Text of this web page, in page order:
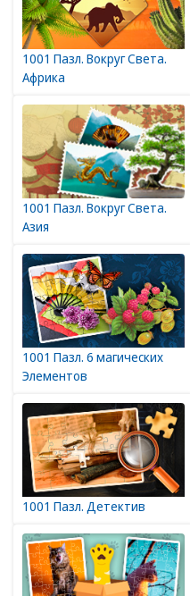
1001 Пазл. Вокруг Света.
Африка
1001 Пазл. Вокруг Света.
Азия
1001 Пазл. 6 магических
Элементов
1001 Пазл. Детектив